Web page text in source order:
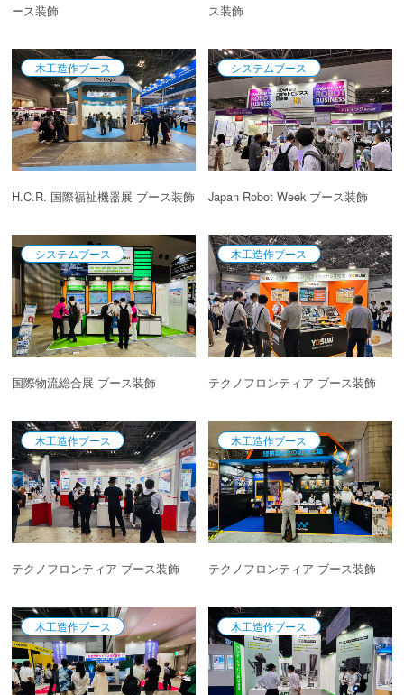
ース装飾
ス装飾
木工造作ブース
H.C.R. 国際福祉機器展 ブース装飾
システムブース
Japan Robot Week ブース装飾
システムブース
国際物流総合展 ブース装飾
木工造作ブース
テクノフロンティア ブース装飾
木工造作ブース
テクノフロンティア ブース装飾
木工造作ブース
テクノフロンティア ブース装飾
木工造作ブース 木工造作ブース